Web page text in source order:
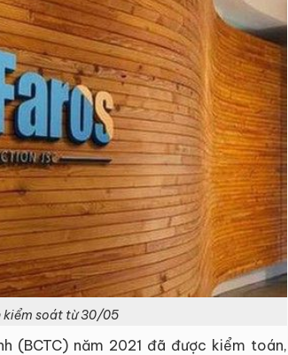
kiểm soát từ 30/05
(BCTC) năm 2021 đã được kiểm toán,